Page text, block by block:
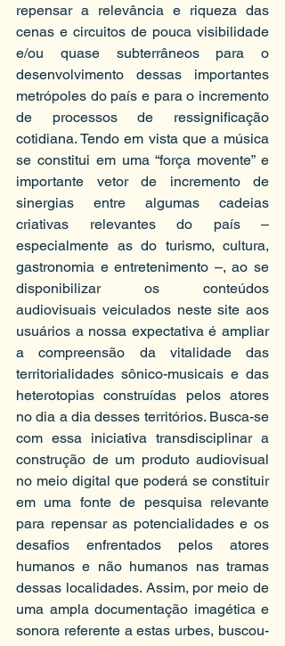
repensar a relevância e riqueza das
cenas e circuitos de pouca visibilidade
e/ou quase subterrâneos para o
desenvolvimento dessas importantes
metrópoles do país e para o incremento
de processos de ressignificação
cotidiana. Tendo em vista que a música
se constitui em uma “força movente” e
importante vetor de incremento de
sinergias entre algumas cadeias
criativas relevantes do país –
especialmente as do turismo, cultura,
gastronomia e entretenimento –, ao se
disponibilizar os conteúdos
audiovisuais veiculados neste site aos
usuários a nossa expectativa é ampliar
a compreensão da vitalidade das
territorialidades sônico-musicais e das
heterotopias construídas pelos atores
no dia a dia desses territórios. Busca-se
com essa iniciativa transdisciplinar a
construção de um produto audiovisual
no meio digital que poderá se constituir
em uma fonte de pesquisa relevante
para repensar as potencialidades e os
desafios enfrentados pelos atores
humanos e não humanos nas tramas
dessas localidades. Assim, por meio de
uma ampla documentação imagética e
sonora referente a estas urbes, buscou-